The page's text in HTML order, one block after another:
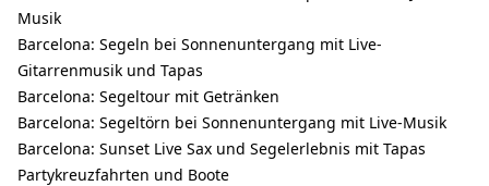
Musik
Barcelona: Segeln bei Sonnenuntergang mit Live-
Gitarrenmusik und Tapas
Barcelona: Segeltour mit Getränken
Barcelona: Segeltörn bei Sonnenuntergang mit Live-Musik
Barcelona: Sunset Live Sax und Segelerlebnis mit Tapas
Partykreuzfahrten und Boote